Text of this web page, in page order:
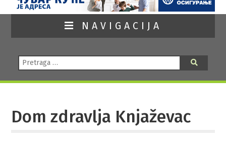
NAVIGACIJA
Pretraga:
Dom zdravlja Knjaževac